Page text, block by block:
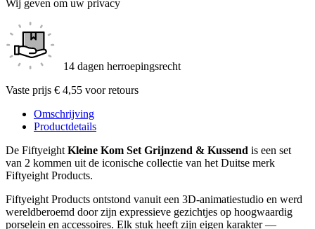
Wij geven om uw privacy
14 dagen herroepingsrecht
Vaste prijs € 4,55 voor retours
Omschrijving
Productdetails
De FiftyeightKleine Kom Set Grijnzend & Kussend is een set
van 2 kommen uit de iconische collectie van het Duitse merk
Fiftyeight Products.
Fiftyeight Products ontstond vanuit een 3D-animatiestudio en werd
wereldberoemd door zijn expressieve gezichtjes op hoogwaardig
porselein en accessoires. Elk stuk heeft zijn eigen karakter —